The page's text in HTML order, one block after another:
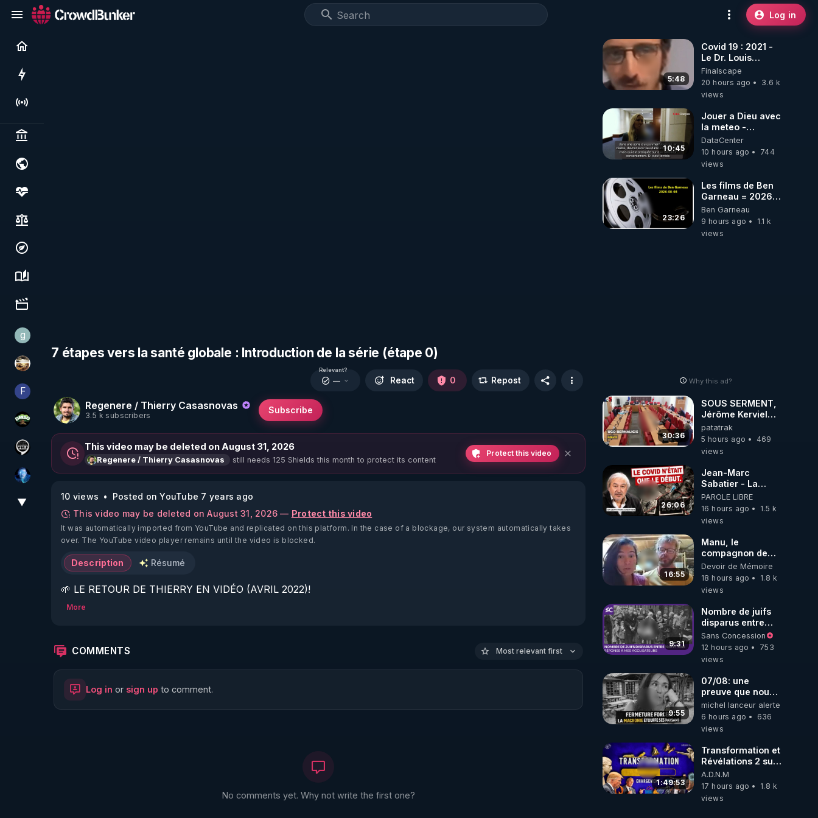
Log in
Live
Politics & institutions
Society, justice & freedoms
Economy, environment & technology
Science, history & spirituality
Culture, media & entertainment
ggilo59
patatrak
FFinalscape
DMSO pour TOUS
Notre Réalité Est Falsifiée Et Fausse
AH2020
▼
7 étapes vers la santé globale : Introduction de la série (étape 0)
Regenere / Thierry Casasnovas
3.5 k subscribers
Subscribe
Relevant?
— React 0 Repost
This video may be deleted on August 31, 2026
Regenere / Thierry Casasnovas still needs 125 Shields this month to protect its content
Protect this video
10 views
Posted on YouTube 7 years ago
This video may be deleted on August 31, 2026 — Protect this video
It was automatically imported from YouTube and replicated on this platform. In the case of a blockage, our system automatically takes
over. The YouTube video player remains until the video is blocked.
Description Résumé
🌱 LE RETOUR DE THIERRY EN VIDÉO (AVRIL 2022)!
🌱 LE MAGAZINE RÉGÉNÈRE
http://rgnr.li/ymag
More
COMMENTS Most relevant first
Log in or sign up to comment.
No comments yet. Why not write the first one?
5:48
Covid 19 : 2021 -
Le Dr. Louis
Fouché renverse
le plateau de
CNews !
Finalscape
20 hours ago
3.6 k
views
10:45
Jouer a Dieu avec
la meteo -
Citoicitoyen
DataCenter
10 hours ago
744
views
23:26
Les films de Ben
Garneau = 2026-
08-08
Ben Garneau
9 hours ago
1.1 k
views
Why this ad?
30:36
SOUS SERMENT,
Jérôme Kerviel
balance tout à
l'Assemblée !
patatrak
5 hours ago
469
views
26:06
Jean-Marc
Sabatier - La
Covid-19 n'a été
que le début -
L'ARNm &
où auront-t-il ?
PAROLE LIBRE
16 hours ago
1.5 k
views
16:55
Manu, le
compagnon de
Kyria, raconte sa
garde à vue
musclée.
Devoir de Mémoire
18 hours ago
1.8 k
views
9:31
Nombre de juifs
disparus entre
1941 et 1945
(Réponse à mes
accusateurs)
Sans Concession
12 hours ago
753
views
9:55
07/08: une
preuve que nous
somme passé en
absurdie une
dictature qui veut
opposant !
michel lanceur alerte
6 hours ago
636
views
1:49:53
Transformation et
Révélations 2 sur
2 - live du
07/08/26
A.D.N.M
17 hours ago
1.8 k
views